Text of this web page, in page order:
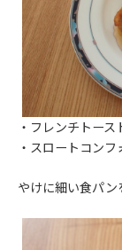
・フレンチトース
・スロートコン
やけに細い食パン